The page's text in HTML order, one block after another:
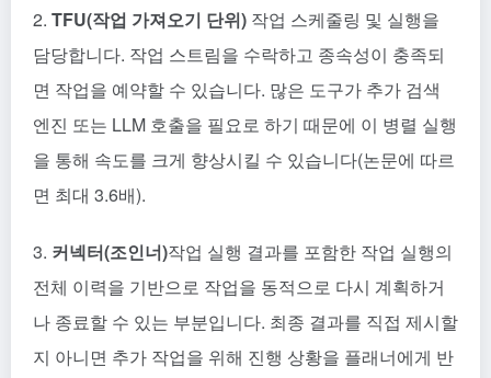
2. TFU(작업 가져오기 단위) 작업 스케줄링 및 실행을
담당합니다. 작업 스트림을 수락하고 종속성이 충족되
면 작업을 예약할 수 있습니다. 많은 도구가 추가 검색
엔진 또는 LLM 호출을 필요로 하기 때문에 이 병렬 실행
을 통해 속도를 크게 향상시킬 수 있습니다(논문에 따르
면 최대 3.6배).
3. 커넥터(조인너)작업 실행 결과를 포함한 작업 실행의
전체 이력을 기반으로 작업을 동적으로 다시 계획하거
나 종료할 수 있는 부분입니다. 최종 결과를 직접 제시할
지 아니면 추가 작업을 위해 진행 상황을 플래너에게 반